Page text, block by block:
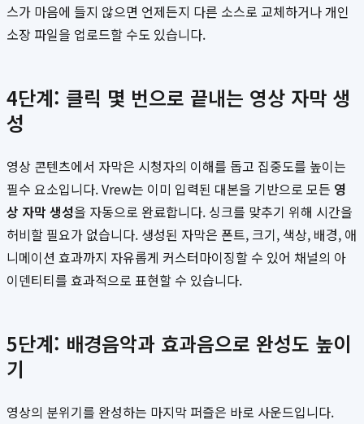
스가 마음에 들지 않으면 언제든지 다른 소스로 교체하거나 개인
소장 파일을 업로드할 수도 있습니다.
4단계: 클릭 몇 번으로 끝내는 영상 자막 생
성
영상 콘텐츠에서 자막은 시청자의 이해를 돕고 집중도를 높이는
필수 요소입니다. Vrew는 이미 입력된 대본을 기반으로 모든 영
상 자막 생성을 자동으로 완료합니다. 싱크를 맞추기 위해 시간을
허비할 필요가 없습니다. 생성된 자막은 폰트, 크기, 색상, 배경, 애
니메이션 효과까지 자유롭게 커스터마이징할 수 있어 채널의 아
이덴티티를 효과적으로 표현할 수 있습니다.
5단계: 배경음악과 효과음으로 완성도 높이
기
영상의 분위기를 완성하는 마지막 퍼즐은 바로 사운드입니다.